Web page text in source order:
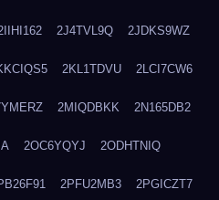
2J4TVL9Q 2JDKS9WZ
2KL1TDVU 2LCI7CW6
2MIQDBKK 2N165DB2
2OC6YQYJ 2ODHTNIQ
2PFU2MB3 2PGICZT7